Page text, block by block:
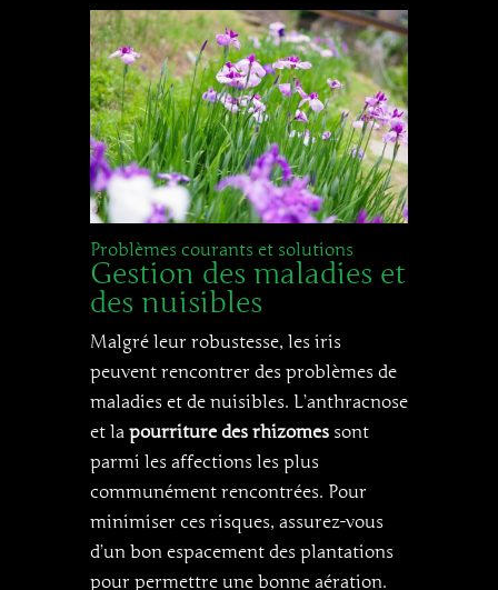
Problèmes courants et solutions
Gestion des maladies et
des nuisibles
Malgré leur robustesse, les iris
peuvent rencontrer des problèmes de
maladies et de nuisibles. L’anthracnose
et la pourriture des rhizomes sont
parmi les affections les plus
communément rencontrées. Pour
minimiser ces risques, assurez-vous
d’un bon espacement des plantations
pour permettre une bonne aération.